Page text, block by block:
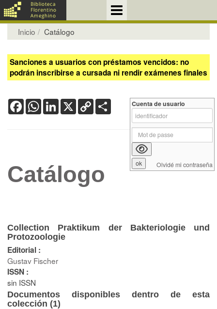
Inicio Catálogo
Sanciones a usuarios con préstamos vencidos: no
podrán inscribirse a cursada ni rendir exámenes finales
FacebookWhatsApp
LinkedIn
X Copy
Link
Catálogo
Collection Praktikum der Bakteriologie und
Protozoologie
Editorial :
Gustav Fischer
ISSN :
sin ISSN
Documentos disponibles dentro de esta
colección (1)
Cuenta de usuario
Olvidé mi contraseña